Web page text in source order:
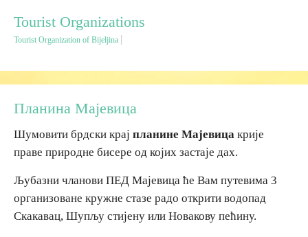
Hunting & Fishing
Destinations
List of destinations
Map
Tourist Organizations
Tourist Organization of Bijeljina
Планина Мајевица
Шумовити брдски крај планине Мајевица крије
праве природне бисере од којих застаје дах.
Љубазни чланови ПЕД Мајевица ће Вам путевима 3
организоване кружне стазе радо открити водопад
Скакавац, Шупљу стијену или Новакову пећину.